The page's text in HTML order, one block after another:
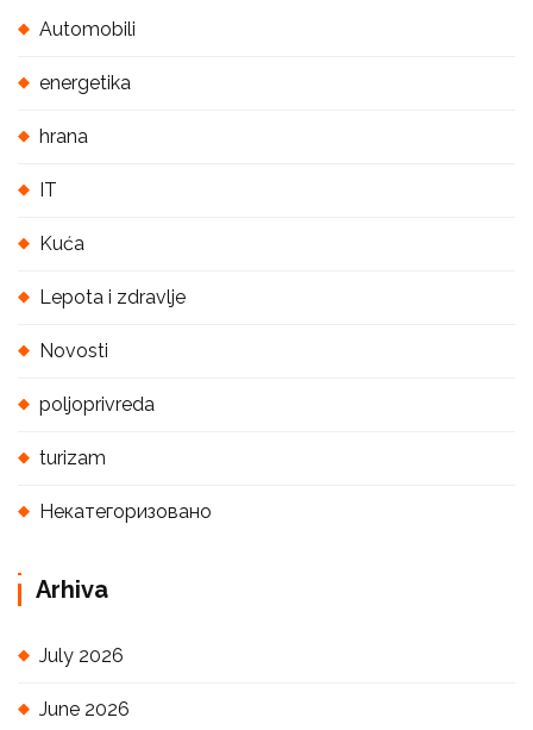
Automobili
energetika
hrana
IT
Kuća
Lepota i zdravlje
Novosti
poljoprivreda
turizam
Некатегоризовано
Arhiva
July 2026
June 2026